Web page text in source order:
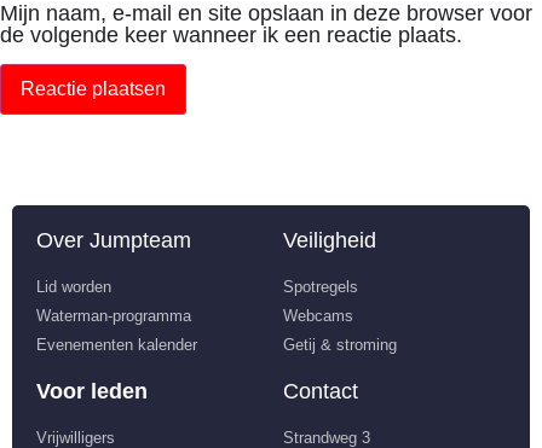
Mijn naam, e-mail en site opslaan in deze browser voor
de volgende keer wanneer ik een reactie plaats.
Over Jumpteam
Lid worden
Waterman-programma
Evenementen kalender
Veiligheid
Spotregels
Webcams
Getij & stroming
Voor leden
Vrijwilligers
Contact
Strandweg 3